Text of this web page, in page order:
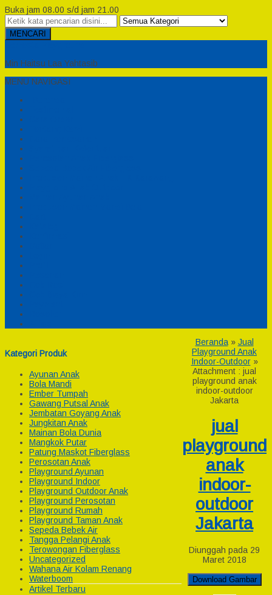
Buka jam 08.00 s/d jam 21.00
MENCARI
Min Haitsu Laa Yahtasib
MENU NAVIGASI
Kategori Produk
Ayunan Anak
Bola Mandi
Ember Tumpah
Gawang Putsal Anak
Jembatan Goyang Anak
Jungkitan Anak
Mainan Bola Dunia
Mangkok Putar
Patung Maskot Fiberglass
Perosotan Anak
Playground Ayunan
Playground Indoor
Playground Outdoor Anak
Playground Perosotan
Playground Rumah
Playground Taman Anak
Sepeda Bebek Air
Tangga Pelangi Anak
Terowongan Fiberglass
Uncategorized
Wahana Air Kolam Renang
Waterboom
Artikel Terbaru
Beranda» Jual
Playground Anak
Indoor-Outdoor»
Attachment : jual
playground anak
indoor-outdoor
Jakarta
jual
playground
anak
indoor-
outdoor
Jakarta
Diunggah pada 29
Maret 2018
Download Gambar